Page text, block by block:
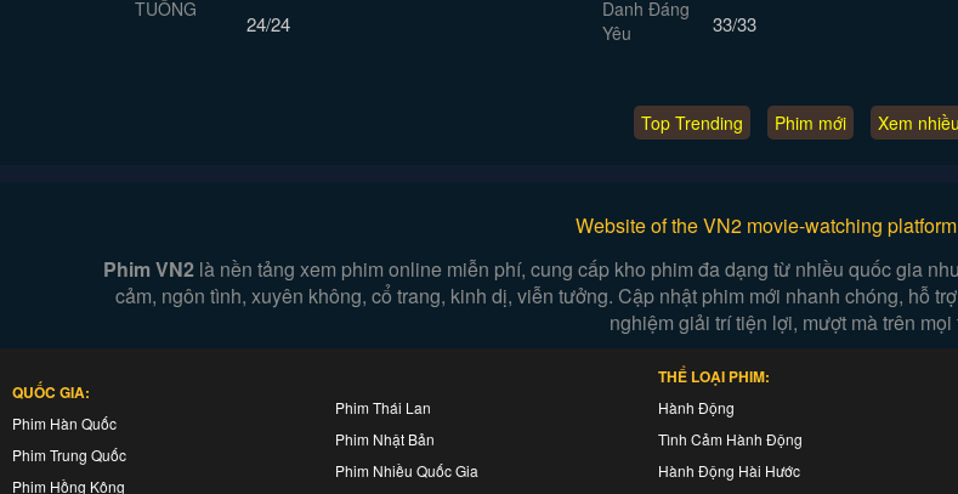
24/24 33/33
Top Trending Phim mới Xem
Website of the VN2 movie-watching
Phim VN2 là nền tảng xem phim online miễn phí, cung cấp kho phim đa dạng từ nhiều quốc gia
cảm, ngôn tình, xuyên không, cổ trang, kinh dị, viễn tưởng. Cập nhật phim mới nhanh chóng, hỗ
nghiệm giải trí tiện lợi, mượt mà trên mọi
QUỐC GIA:
Phim Hàn Quốc
Phim Trung Quốc
Phim Hồng Kông
Phim Thái Lan
Phim Nhật Bản
Phim Nhiều Quốc Gia
THỂ LOẠI PHIM:
Hành Động
Tình Cảm Hành Động
Hành Động Hài Hước